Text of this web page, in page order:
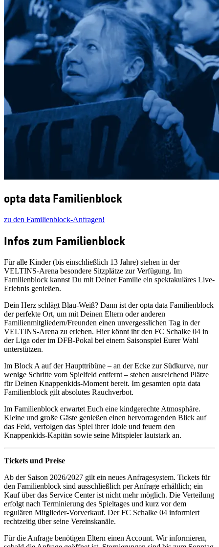
opta data Familienblock
zu den Familienblock-Anfragen!
Infos zum Familienblock
Für alle Kinder (bis einschließlich 13 Jahre) stehen in der
VELTINS-Arena besondere Sitzplätze zur Verfügung. Im
Familienblock kannst Du mit Deiner Familie ein spektakuläres Live-
Erlebnis genießen.
Dein Herz schlägt Blau-Weiß? Dann ist der opta data Familienblock
der perfekte Ort, um mit Deinen Eltern oder anderen
Familienmitgliedern/Freunden einen unvergesslichen Tag in der
VELTINS-Arena zu erleben. Hier könnt ihr den FC Schalke 04 in
der Liga oder im DFB-Pokal bei einem Saisonspiel Eurer Wahl
unterstützen.
Im Block A auf der Haupttribüne – an der Ecke zur Südkurve, nur
wenige Schritte vom Spielfeld entfernt – stehen ausreichend Plätze
für Deinen Knappenkids-Moment bereit. Im gesamten opta data
Familienblock gilt absolutes Rauchverbot.
Im Familienblock erwartet Euch eine kindgerechte Atmosphäre.
Kleine und große Gäste genießen einen hervorragenden Blick auf
das Feld, verfolgen das Spiel ihrer Idole und feuern den
Knappenkids‑Kapitän sowie seine Mitspieler lautstark an.
Tickets und Preise
Ab der Saison 2026/2027 gilt ein neues Anfragesystem. Tickets für
den Familienblock sind ausschließlich per Anfrage erhältlich; ein
Kauf über das Service Center ist nicht mehr möglich. Die Verteilung
erfolgt nach Terminierung des Spieltages und kurz vor dem
regulären Mitglieder-Vorverkauf. Der FC Schalke 04 informiert
rechtzeitig über seine Vereinskanäle.
Für die Anfrage benötigen Eltern einen Account. Wir informieren,